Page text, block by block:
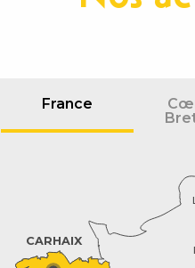
France
CARHAIX